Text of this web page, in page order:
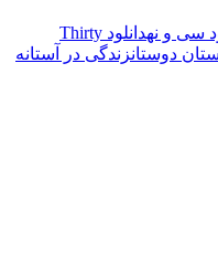
سی و نه
دانلود Thirty
دوستانزندگی در آستانه